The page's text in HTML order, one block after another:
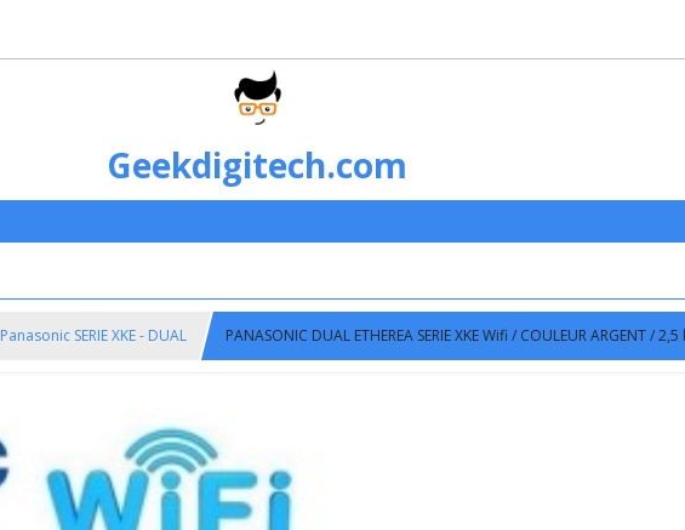
Geekdigitech.com
Panasonic SERIE XKE - DUAL PANASONIC DUAL ETHEREA SERIE XKE Wifi / COULEUR ARGENT /